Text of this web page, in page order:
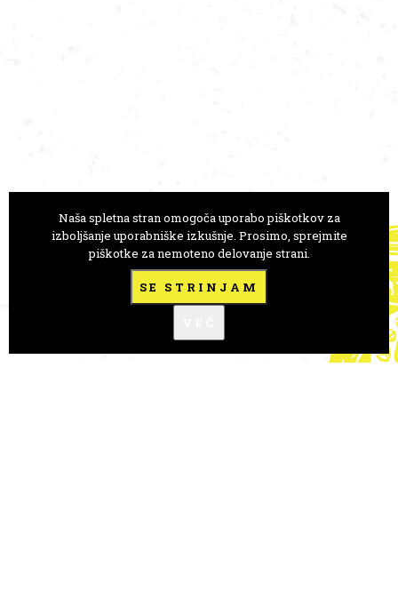
GLEDALIŠČE ANE MONRO
Trg Prekomorskih brigad 1
1000 Ljubljana, Slovenija
goro.anamonro@gmail.com
Naša spletna stran omogoča uporabo piškotkov za
izboljšanje uporabniške izkušnje. Prosimo, sprejmite
piškotke za nemoteno delovanje strani.
SE STRINJAM